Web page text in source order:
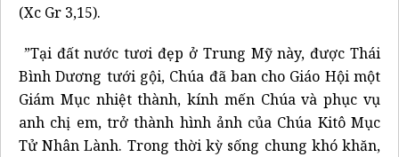
(Xc Gr 3,15).
”Tại đất nước tươi đẹp ở Trung Mỹ này, được Thái
Bình Dương tưới gội, Chúa đã ban cho Giáo Hội một
Giám Mục nhiệt thành, kính mến Chúa và phục vụ
anh chị em, trở thành hình ảnh của Chúa Kitô Mục
Tử Nhân Lành. Trong thời kỳ sống chung khó khăn,